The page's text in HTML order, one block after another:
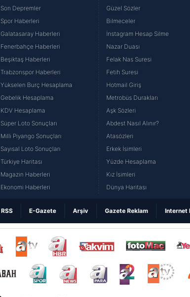
Son Depremler
Spor Haberleri
Galatasaray Haberleri
Fenerbahçe Haberleri
Beşiktaş Haberleri
Trabzonspor Haberleri
Yükselen Burç Hesaplama
Gebelik Hesaplama
KDV Hesaplama
Süper Loto Sonuçları
Milli Piyango Sonuçları
Sayısal Loto Sonuçları
Türkiye Haritası
Magazin Haberleri
Ekonomi Haberleri
Güzel Sözler
Bilmeceler
İnstagram Hesap Silme
Nazar Duası
Felak Nas Suresi
Fetih Suresi
Hotmail Giriş
Metrobüs Durakları
Aşk Sözleri
Abdest Nasıl Alınır?
Atasözleri
Erkek İsimleri
Yüzde Hesaplama
Kız İsimleri
Dünya Haritası
RSS E-Gazete Arşiv Gazete Reklam Internet